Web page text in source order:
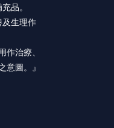
品。
生理作
治療、
意圖。』